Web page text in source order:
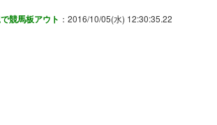
競馬板アウト ：2016/10/05(水) 12:30:35.22